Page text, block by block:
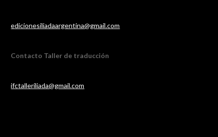
edicionesiliadaargentina@gmail.com
Contacto Taller de traducción
ifctalleriliada@gmail.com